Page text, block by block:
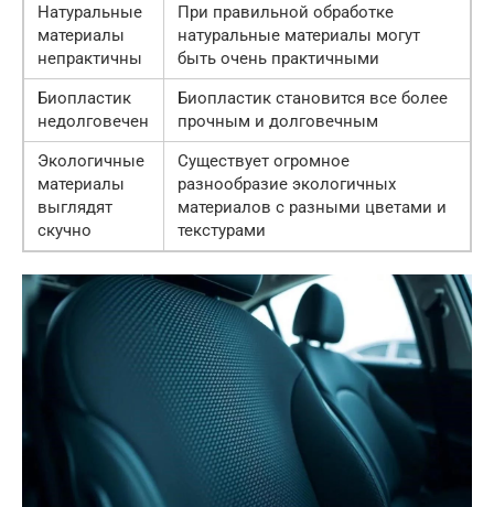
Натуральные
материалы
непрактичны
При правильной обработке
натуральные материалы могут
быть очень практичными
Биопластик
недолговечен
Биопластик становится все более
прочным и долговечным
Экологичные
материалы
выглядят
скучно
Существует огромное
разнообразие экологичных
материалов с разными цветами и
текстурами